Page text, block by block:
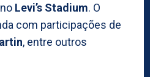
Levi’s Stadium. O
com participações de
, entre outros